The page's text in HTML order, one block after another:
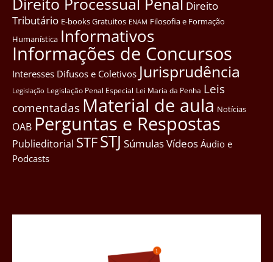
Direito Processual Penal Direito
Tributário E-books Gratuitos ENAM Filosofia e Formação
Humanística Informativos
Informações de Concursos
Interesses Difusos e Coletivos Jurisprudência
Legislação Legislação Penal Especial Lei Maria da Penha Leis
comentadas Material de aula Notícias
OAB Perguntas e Respostas
Publieditorial STFSTJ SúmulasVídeos Áudio e
Podcasts